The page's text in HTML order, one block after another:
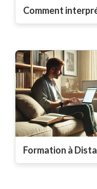
Comment
Formation à